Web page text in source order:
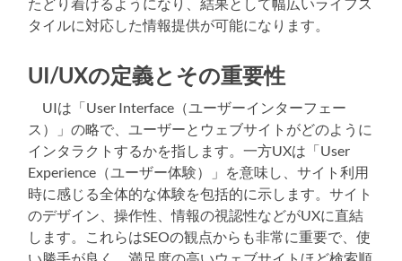
たどり着けるようになり、結果として幅広いライフス
タイルに対応した情報提供が可能になります。
UI/UXの定義とその重要性
UIは「User Interface（ユーザーインターフェー
ス）」の略で、ユーザーとウェブサイトがどのように
インタラクトするかを指します。一方UXは「User
Experience（ユーザー体験）」を意味し、サイト利用
時に感じる全体的な体験を包括的に示します。サイト
のデザイン、操作性、情報の視認性などがUXに直結
します。これらはSEOの観点からも非常に重要で、使